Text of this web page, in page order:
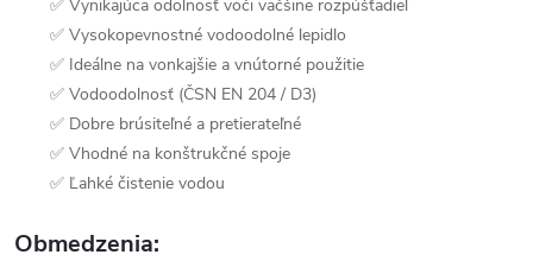
✅ Vynikajúca odolnosť voči väčšine rozpúšťadiel
✅ Vysokopevnostné vodoodolné lepidlo
✅ Ideálne na vonkajšie a vnútorné použitie
✅ Vodoodolnosť (ČSN EN 204 / D3)
✅ Dobre brúsiteľné a pretierateľné
✅ Vhodné na konštrukčné spoje
✅ Ľahké čistenie vodou
Obmedzenia: